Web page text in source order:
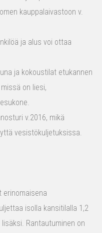
kauppalaivastoon v.
ja alus voi ottaa
ja kokoustilat etukannen
on liesi,
v.2016, mikä
vesistökuljetuksissa.
erinomaisena
isolla kansitilalla 1,2
Rantautuminen on